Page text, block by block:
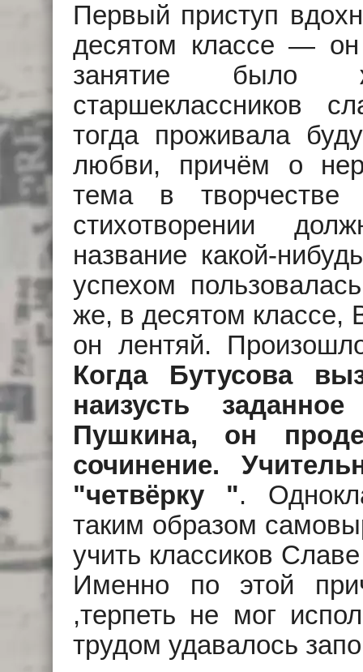
Первый приступ
десятом классе — он
занятие было
старшеклассников
тогда проживала
любви, причём о
тема в творчестве
стихотворении
название какой-
успехом
же, в десятом классе,
он лентяй.
Когда Бутусова
наизусть
Пушкина, он
сочинение.
"четвёрку ".
таким образом
учить классиков
Именно по этой
,терпеть не мог
трудом удавалось